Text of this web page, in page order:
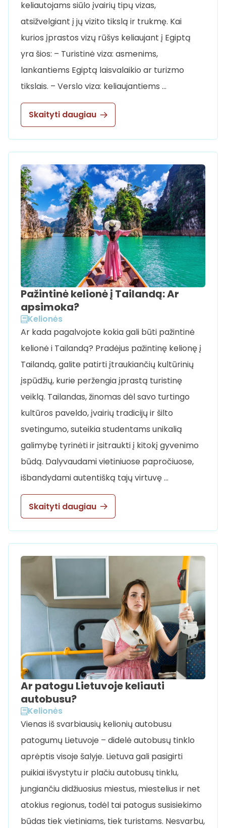
keliautojams siūlo įvairių tipų vizas,
atsižvelgiant į jų vizito tikslą ir trukmę. Kai
kurios įprastos vizų rūšys keliaujant į Egiptą
yra šios: – Turistinė viza: asmenims,
lankantiems Egiptą laisvalaikio ar turizmo
tikslais. – Verslo viza: keliaujantiems …
Skaityti daugiau
Pažintinė kelionė į Tailandą: Ar
apsimoka?
Kelionės
Ar kada pagalvojote kokia gali būti pažintinė
kelionė i Tailandą? Pradėjus pažintinę kelionę į
Tailandą, galite patirti įtraukiančių kultūrinių
įspūdžių, kurie peržengia įprastą turistinę
veiklą. Tailandas, žinomas dėl savo turtingo
kultūros paveldo, įvairių tradicijų ir šilto
svetingumo, suteikia studentams unikalią
galimybę tyrinėti ir įsitraukti į kitokį gyvenimo
būdą. Dalyvaudami vietiniuose papročiuose,
išbandydami autentišką tajų virtuvę …
Skaityti daugiau
Ar patogu Lietuvoje keliauti
autobusu?
Kelionės
Vienas iš svarbiausių kelionių autobusu
patogumų Lietuvoje – didelė autobusų tinklo
aprėptis visoje šalyje. Lietuva gali pasigirti
puikiai išvystytu ir plačiu autobusų tinklu,
jungiančiu didžiuosius miestus, miestelius ir net
atokius regionus, todėl tai patogus susisiekimo
būdas tiek vietiniams, tiek turistams. Nesvarbu,